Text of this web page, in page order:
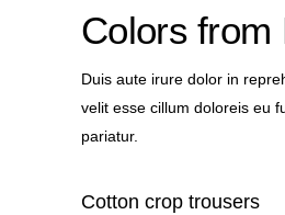
Colors from
Duis aute irure dolor in
velit esse cillum doloreis eu
pariatur.
Cotton crop trousers